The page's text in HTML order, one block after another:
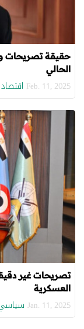
حقيقة تصريحات
الحالي
Feb. 11, 2025 اقتصاد
تصريحات غير
العسكرية
Jan. 11, 2025